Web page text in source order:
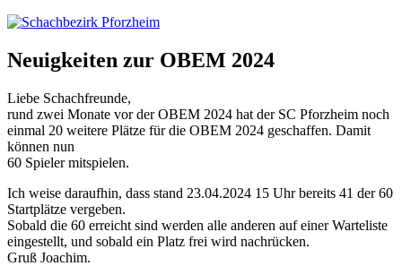
Neuigkeiten zur OBEM 2024
Liebe Schachfreunde,
rund zwei Monate vor der OBEM 2024 hat der SC Pforzheim noch
einmal 20 weitere Plätze für die OBEM 2024 geschaffen. Damit
können nun
60 Spieler mitspielen.
Ich weise daraufhin, dass stand 23.04.2024 15 Uhr bereits 41 der 60
Startplätze vergeben.
Sobald die 60 erreicht sind werden alle anderen auf einer Warteliste
eingestellt, und sobald ein Platz frei wird nachrücken.
Gruß Joachim.